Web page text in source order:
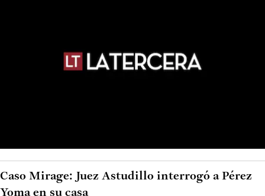
Caso Mirage: Juez Astudillo interrogó a Pérez
Yoma en su casa